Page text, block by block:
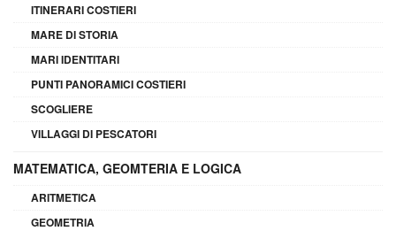
ITINERARI COSTIERI
MARE DI STORIA
MARI IDENTITARI
PUNTI PANORAMICI COSTIERI
SCOGLIERE
VILLAGGI DI PESCATORI
MATEMATICA, GEOMTERIA E LOGICA
ARITMETICA
GEOMETRIA